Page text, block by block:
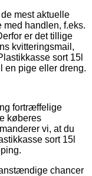
mest aktuelle
handlen, f.eks.
er det tillige
kvitteringsmail,
sort 15l
en pige eller dreng.
fortræffelige
køberes
vi, at du
sort 15l
chancer